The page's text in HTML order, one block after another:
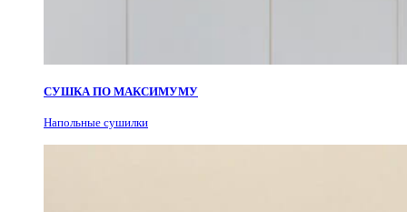
СУШКА ПО МАКСИМУМУ
Напольные сушилки